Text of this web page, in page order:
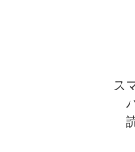
ス